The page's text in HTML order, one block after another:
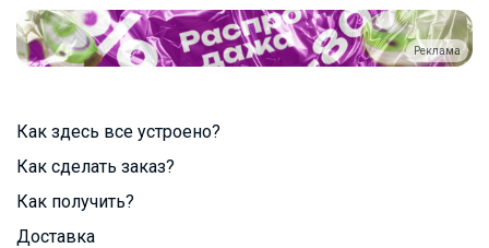
Реклама
Как здесь все устроено?
Как сделать заказ?
Как получить?
Доставка